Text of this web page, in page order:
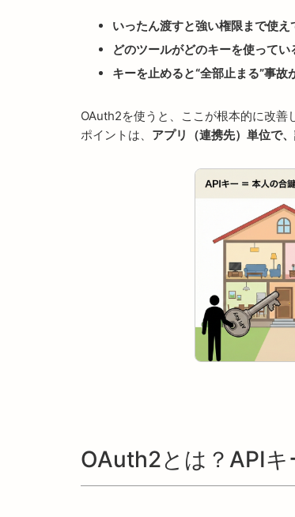
いったん渡すと強い権限まで使え
どのツールがどのキーを使って
キーを止めると“全部止まる”事故
OAuth2を使うと、ここが根本的に改善
ポイントは、 アプリ（連携先）単位で
OAuth2とは？APIキ